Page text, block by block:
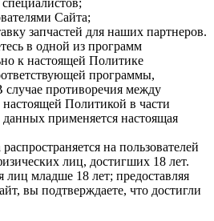
Сайта;
запчастей для наших партнеров.
в одной из программ
к настоящей Политике
программы,
противоречия между
Политикой в части
применяется настоящая
на пользователей
лиц, достигших 18 лет.
лиц младше 18 лет; предоставляя
вы подтверждаете, что достигли